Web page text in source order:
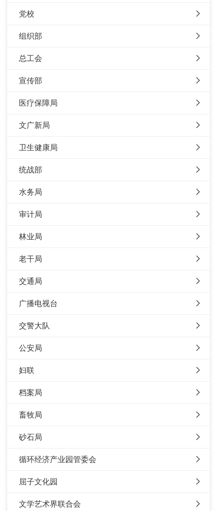
党校
组织部
总工会
宣传部
医疗保障局
文广新局
卫生健康局
统战部
水务局
审计局
林业局
老干局
交通局
广播电视台
交警大队
公安局
妇联
档案局
畜牧局
砂石局
循环经济产业园管委会
屈子文化园
文学艺术界联合会